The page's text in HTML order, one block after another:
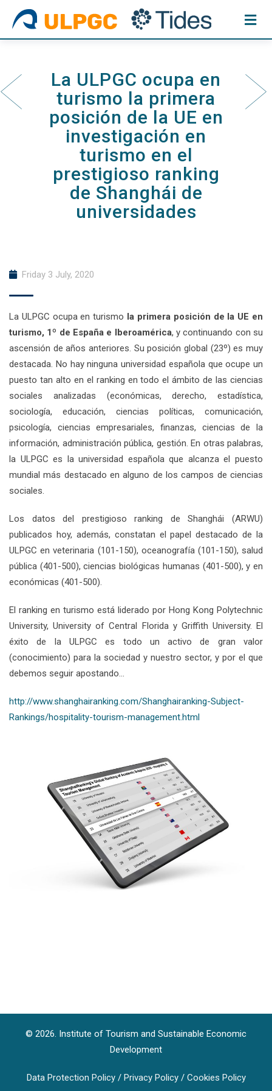
content
La ULPGC ocupa en
turismo la primera
posición de la UE en
investigación en
turismo en el
prestigioso ranking
de Shanghái de
universidades
Friday 3 July, 2020
La ULPGC ocupa en turismo la primera posición de la UE en
turismo, 1º de España e Iberoamérica, y continuando con su
ascensión de años anteriores. Su posición global (23º) es muy
destacada. No hay ninguna universidad española que ocupe un
puesto tan alto en el ranking en todo el ámbito de las ciencias
sociales analizadas (económicas, derecho, estadística,
sociología, educación, ciencias políticas, comunicación,
psicología, ciencias empresariales, finanzas, ciencias de la
información, administración pública, gestión. En otras palabras,
la ULPGC es la universidad española que alcanza el puesto
mundial más destacado en alguno de los campos de ciencias
sociales.
Los datos del prestigioso ranking de Shanghái (ARWU)
publicados hoy, además, constatan el papel destacado de la
ULPGC en veterinaria (101-150), oceanografía (101-150), salud
pública (401-500), ciencias biológicas humanas (401-500), y en
económicas (401-500).
El ranking en turismo está liderado por Hong Kong Polytechnic
University, University of Central Florida y Griffith University. El
éxito de la ULPGC es todo un activo de gran valor
(conocimiento) para la sociedad y nuestro sector, y por el que
debemos seguir apostando…
http://www.shanghairanking.com/Shanghairanking-Subject-
Rankings/hospitality-tourism-management.html
© 2026. Institute of Tourism and Sustainable Economic
Development
Data Protection Policy/ Privacy Policy/ Cookies Policy